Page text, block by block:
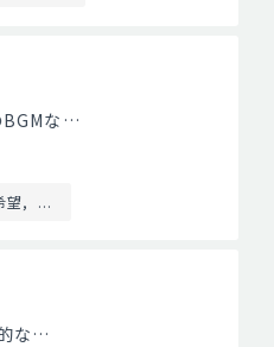
BGMな…
望 ...
的な…